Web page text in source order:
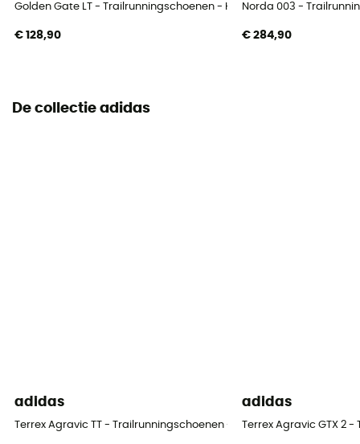
Mesh
Golden Gate LT - Trailrunningschoenen - Heren
€ 128,90
Norda 003 -
€ 284,90
De collectie adidas
adidas
Terrex Agravic TT - Trailrunningschoenen - Heren
adidas
Terrex Agravic GTX 2